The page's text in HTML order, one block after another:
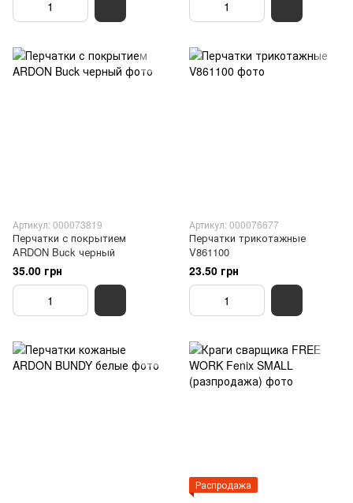
Артикул: 000073819
Перчатки с покрытием
ARDON Buck черный
35.00 грн
Артикул: 000076677
Перчатки трикотажные
V861100
23.50 грн
Распродажа